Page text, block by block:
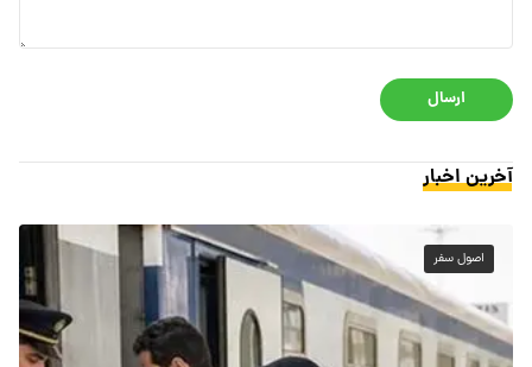
ارسال
آخرین اخبار
اصول سفر